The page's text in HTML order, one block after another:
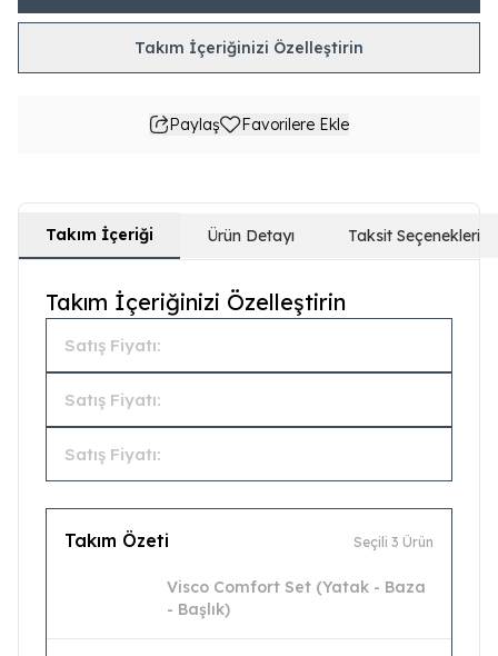
Takım İçeriğinizi Özelleştirin
Paylaş Favorilere Ekle
Takım İçeriği Ürün Detayı Taksit Seçenekleri
Takım İçeriğinizi Özelleştirin
Satış Fiyatı:
Satış Fiyatı:
Satış Fiyatı:
Takım Özeti Seçili 3 Ürün
Visco Comfort Set (Yatak - Baza
- Başlık)